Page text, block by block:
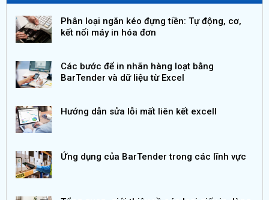
Phân loại ngăn kéo đựng tiền: Tự động, cơ,
kết nối máy in hóa đơn
Các bước để in nhãn hàng loạt bằng
BarTender và dữ liệu từ Excel
Hướng dẫn sửa lỗi mất liên kết excell
Ứng dụng của BarTender trong các lĩnh vực